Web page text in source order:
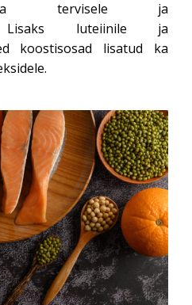
tervisele ja
Lisaks luteiinile ja
koostisosad lisatud ka